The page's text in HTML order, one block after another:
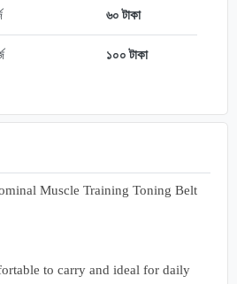
৬০ টাকা
১০০ টাকা
Muscle Training Toning Belt
to carry and ideal for daily